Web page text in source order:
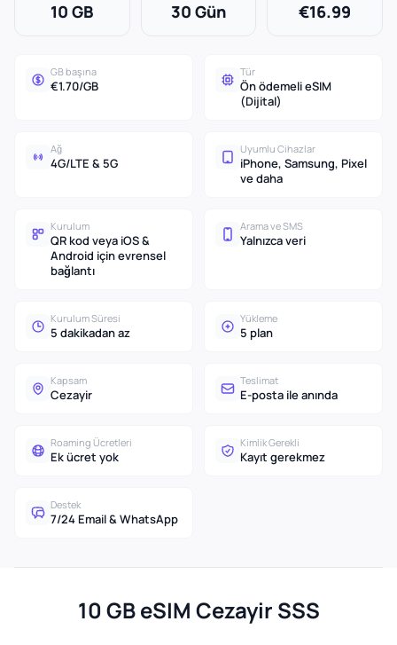
10 GB 30 Gün €16.99
GB başına
€1.70/GB
Tür
Ön ödemeli eSIM
(Dijital)
Ağ
4G/LTE & 5G
Uyumlu Cihazlar
iPhone, Samsung, Pixel
ve daha
Kurulum
QR kod veya iOS &
Android için evrensel
bağlantı
Arama ve SMS
Yalnızca veri
Kurulum Süresi
5 dakikadan az
Yükleme
5 plan
Kapsam
Cezayir
Teslimat
E-posta ile anında
Roaming Ücretleri
Ek ücret yok
Kimlik Gerekli
Kayıt gerekmez
Destek
7/24 Email & WhatsApp
10 GB eSIM Cezayir SSS